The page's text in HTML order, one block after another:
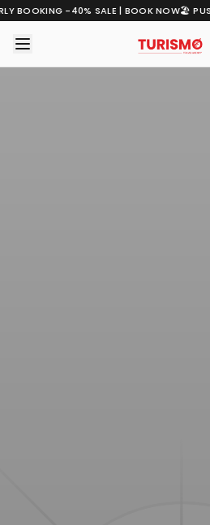
BOOKING -40% SALE | BOOK NOW🏖️